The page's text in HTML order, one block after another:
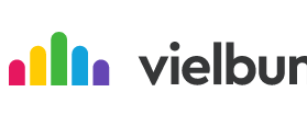
Inhalt
springen